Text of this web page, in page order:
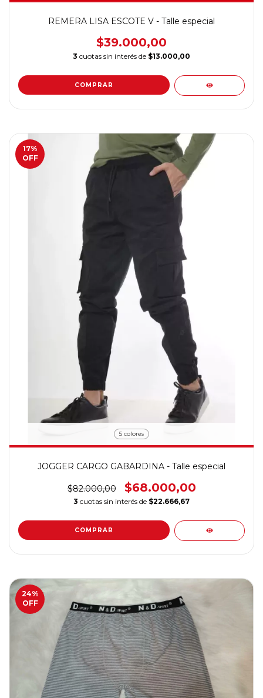
REMERA LISA ESCOTE V - Talle especial
$39.000,00
3 cuotas sin interés de $13.000,00
COMPRAR
17%
OFF
5 colores
JOGGER CARGO GABARDINA - Talle especial
$82.000,00 $68.000,00
3 cuotas sin interés de $22.666,67
COMPRAR
24%
OFF